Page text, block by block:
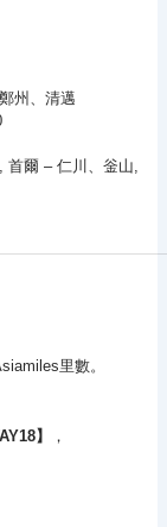
州、清邁
爾 – 仁川、釡山,
里數。
】
，